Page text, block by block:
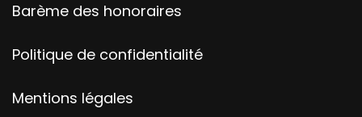
Barème des honoraires
Politique de confidentialité
Mentions légales